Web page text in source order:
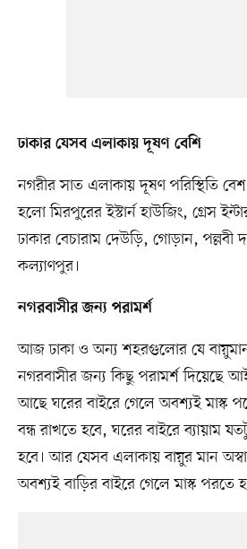
ঢাকার যেসব এলাকায় দূষণ বেশি
নগরীর সাত এলাকায় দূষণ পরিস্থিতি
হলো মিরপুরের ইস্টার্ন হাউজিং, গ্রেস
ঢাকার বেচারাম দেউড়ি, গোড়ান, পল্লবী
কল্যাণপুর।
নগরবাসীর জন্য পরামর্শ
আজ ঢাকা ও অন্য শহরগুলোর যে বায়ুমান,
নগরবাসীর জন্য কিছু পরামর্শ দিয়েছে
আছে ঘরের বাইরে গেলে অবশ্যই মাস্ক
বন্ধ রাখতে হবে, ঘরের বাইরে ব্যায়াম
হবে। আর যেসব এলাকায় বায়ুর মান
অবশ্যই বাড়ির বাইরে গেলে মাস্ক পরতে